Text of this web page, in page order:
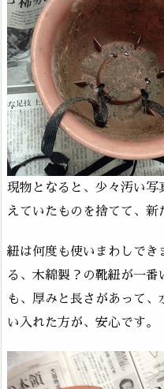
現物となると、少々汚い写
えていたものを捨てて、新
紐は何度も使いまわしでき
る、木綿製？の靴紐が一番
も、厚みと長さがあって
い入れた方が、安心です。